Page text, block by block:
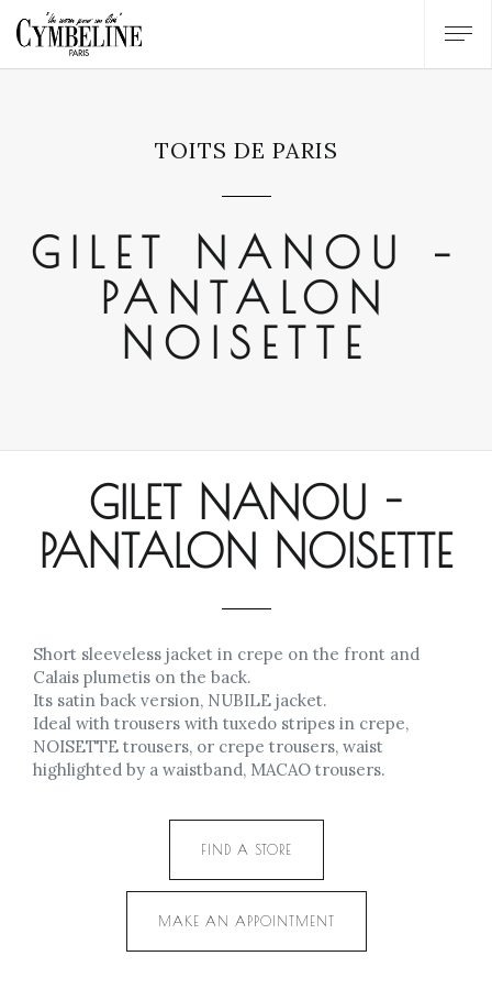
TOITS DE PARIS
GILET NANOU –
PANTALON
NOISETTE
GILET NANOU -
PANTALON NOISETTE
Short sleeveless jacket in crepe on the front and
Calais plumetis on the back.
Its satin back version, NUBILE jacket.
Ideal with trousers with tuxedo stripes in crepe,
NOISETTE trousers, or crepe trousers, waist
highlighted by a waistband, MACAO trousers.
FIND A STORE
MAKE AN APPOINTMENT